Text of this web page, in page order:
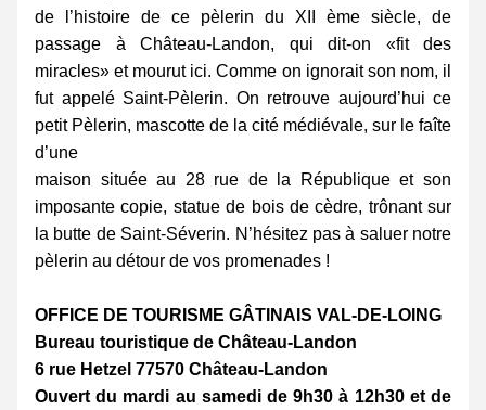
de l’histoire de ce pèlerin du XII ème siècle, de
passage à Château-Landon, qui dit-on «fit des
miracles» et mourut ici. Comme on ignorait son nom, il
fut appelé Saint-Pèlerin. On retrouve aujourd’hui ce
petit Pèlerin, mascotte de la cité médiévale, sur le faîte
d’une
maison située au 28 rue de la République et son
imposante copie, statue de bois de cèdre, trônant sur
la butte de Saint-Séverin. N’hésitez pas à saluer notre
pèlerin au détour de vos promenades !
OFFICE DE TOURISME GÂTINAIS VAL-DE-LOING
Bureau touristique de Château-Landon
6 rue Hetzel 77570 Château-Landon
Ouvert du mardi au samedi de 9h30 à 12h30 et de